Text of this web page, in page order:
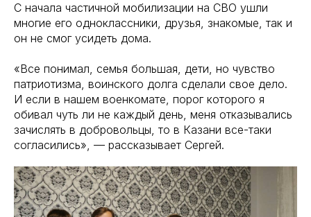
С начала частичной мобилизации на СВО ушли
многие его одноклассники, друзья, знакомые, так и
он не смог усидеть дома.
«Все понимал, семья большая, дети, но чувство
патриотизма, воинского долга сделали свое дело.
И если в нашем военкомате, порог которого я
обивал чуть ли не каждый день, меня отказывались
зачислять в добровольцы, то в Казани все-таки
согласились», — рассказывает Сергей.